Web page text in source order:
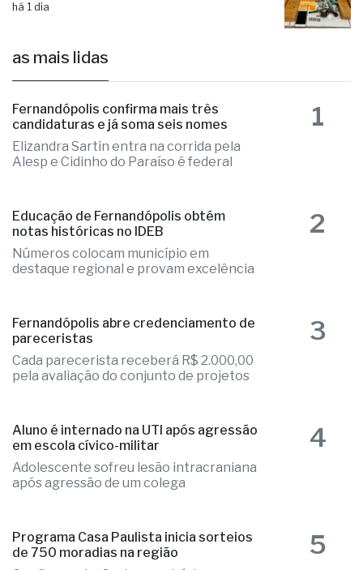
há 1 dia
as mais lidas
Fernandópolis confirma mais três
candidaturas e já soma seis nomes
Elizandra Sartin entra na corrida pela
Alesp e Cidinho do Paraíso é federal
1
Educação de Fernandópolis obtém
notas históricas no IDEB
Números colocam município em
destaque regional e provam excelência
2
Fernandópolis abre credenciamento de
pareceristas
Cada parecerista receberá R$ 2.000,00
pela avaliação do conjunto de projetos
3
Aluno é internado na UTI após agressão
em escola cívico-militar
Adolescente sofreu lesão intracraniana
após agressão de um colega
4
Programa Casa Paulista inicia sorteios
de 750 moradias na região
5